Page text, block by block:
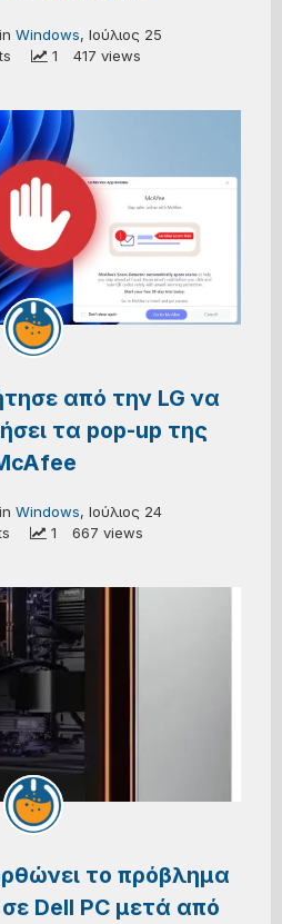
Windows, Ιούλιος 25
1 417 views
από την LG να
τα pop-up της
Windows, Ιούλιος 24
1 667 views
το πρόβλημα
Dell PC μετά από